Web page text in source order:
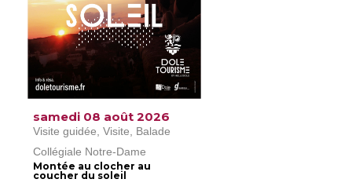
samedi 08 août 2026
Visite guidée, Visite, Balade
Collégiale Notre-Dame
Montée au clocher au
coucher du soleil